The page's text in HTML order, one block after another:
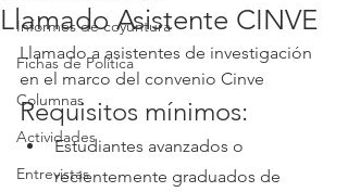
Informes de coyuntura
Fichas de Política
Columnas
Actividades
Entrevistas
Llamado Asistente CINVE
Llamado a asistentes de investigación
en el marco del convenio Cinve
Requisitos mínimos:
Estudiantes avanzados o
recientemente graduados de